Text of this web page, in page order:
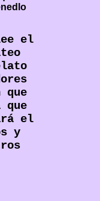
el
que
que
el
y